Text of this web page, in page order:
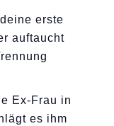
erste
auftaucht
Ex-Frau in
es ihm